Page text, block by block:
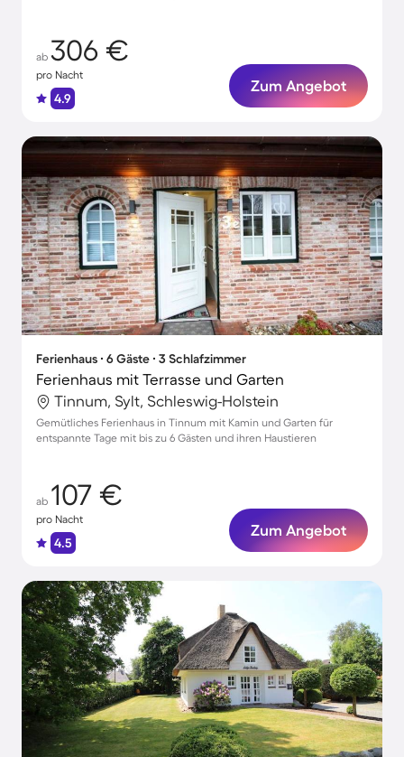
ab 306 €
pro Nacht
4.9
Zum Angebot
Ferienhaus ∙ 6 Gäste ∙ 3 Schlafzimmer
Ferienhaus mit Terrasse und Garten
Tinnum, Sylt, Schleswig-Holstein
Gemütliches Ferienhaus in Tinnum mit Kamin und Garten für
entspannte Tage mit bis zu 6 Gästen und ihren Haustieren
ab 107 €
pro Nacht
4.5
Zum Angebot